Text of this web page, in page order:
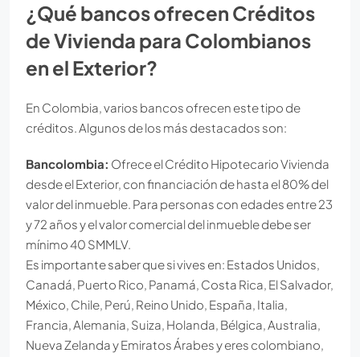
¿Qué bancos ofrecen Créditos
de Vivienda para Colombianos
en el Exterior?
En Colombia, varios bancos ofrecen este tipo de
créditos. Algunos de los más destacados son:
Bancolombia: Ofrece el Crédito Hipotecario Vivienda
desde el Exterior, con financiación de hasta el 80% del
valor del inmueble. Para personas con edades entre 23
y 72 años y el valor comercial del inmueble debe ser
mínimo 40 SMMLV.
Es importante saber que si vives en: Estados Unidos,
Canadá, Puerto Rico, Panamá, Costa Rica, El Salvador,
México, Chile, Perú, Reino Unido, España, Italia,
Francia, Alemania, Suiza, Holanda, Bélgica, Australia,
Nueva Zelanda y Emiratos Árabes y eres colombiano,